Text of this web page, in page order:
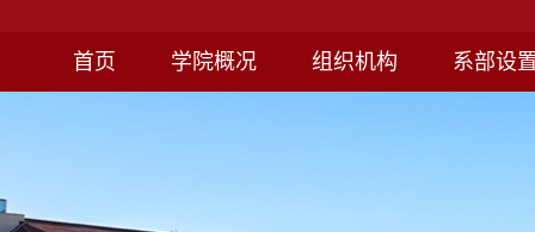
首页 学院概况 组织机构 系部设